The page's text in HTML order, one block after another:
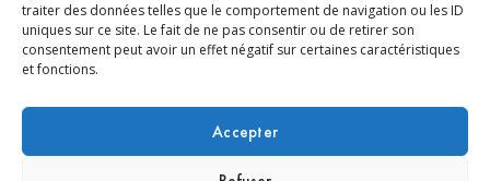
traiter des données telles que le comportement de navigation ou les ID
uniques sur ce site. Le fait de ne pas consentir ou de retirer son
consentement peut avoir un effet négatif sur certaines caractéristiques
et fonctions.
Accepter
Email :contact@prevention-internet.fr
Réservez votre consultation gratuite dès maintenant !